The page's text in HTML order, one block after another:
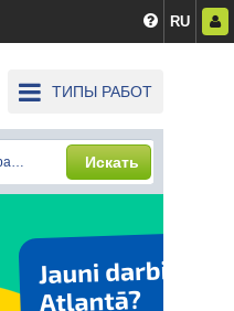
RU
ТИПЫ РАБОТ
Искать